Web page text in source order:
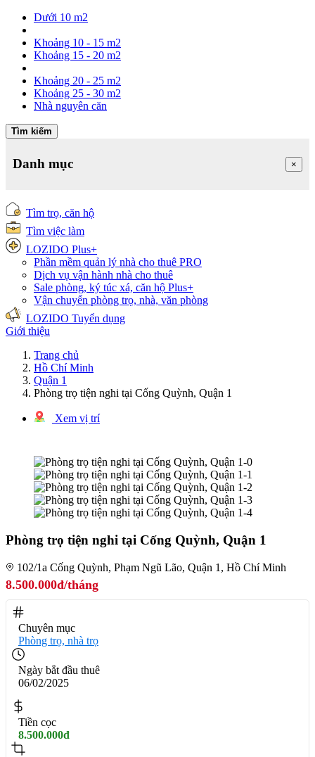
Dưới 10 m2
Khoảng 10 - 15 m2
Khoảng 15 - 20 m2
Khoảng 20 - 25 m2
Khoảng 25 - 30 m2
Nhà nguyên căn
Tìm kiếm
Danh mục ×
Tìm trọ, căn hộ
Tìm việc làm
LOZIDO Plus+
Phần mềm quản lý nhà cho thuê PRO
Dịch vụ vận hành nhà cho thuê
Sale phòng, ký túc xá, căn hộ Plus+
Vận chuyển phòng trọ, nhà, văn phòng
LOZIDO Tuyển dụng
Giới thiệu
Trang chủ
Hồ Chí Minh
Quận 1
Phòng trọ tiện nghi tại Cống Quỳnh, Quận 1
Xem vị trí
Phòng trọ tiện nghi tại Cống Quỳnh, Quận 1
102/1a Cống Quỳnh, Phạm Ngũ Lão, Quận 1, Hồ Chí Minh
8.500.000đ/tháng
Chuyên mục
Phòng trọ, nhà trọ
Ngày bắt đầu thuê
06/02/2025
Tiền cọc
8.500.000đ